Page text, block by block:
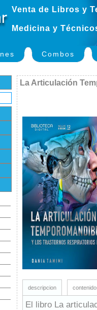
Venta de Libros y
Medicina y
Combos
La Articulación
descripcion
El libro La